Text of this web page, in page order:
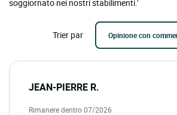
soggiornato nei nostri stabilimenti.'
Trier par
JEAN-PIERRE R.
Rimanere dentro 07/2026